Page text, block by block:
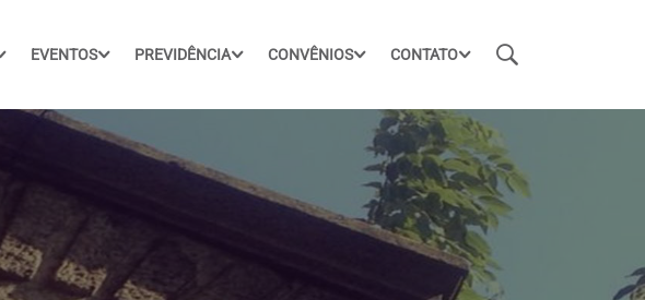
EVENTOS PREVIDÊNCIA CONVÊNIOS CONTATO